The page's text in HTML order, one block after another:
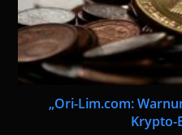
„Ori-Lim.com:
Krypto-